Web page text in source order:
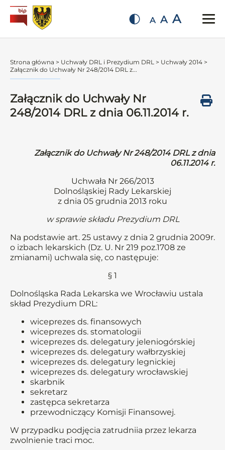
A A A
Strona główna > Uchwały DRL i Prezydium DRL > Uchwały 2014 >
Załącznik do Uchwały Nr 248/2014 DRL z...
Załącznik do Uchwały Nr
248/2014 DRL z dnia 06.11.2014 r.
Załącznik do Uchwały Nr 248/2014 DRL z dnia
06.11.2014 r.
Uchwała Nr 266/2013
Dolnośląskiej Rady Lekarskiej
z dnia 05 grudnia 2013 roku
w sprawie składu Prezydium DRL
Na podstawie art. 25 ustawy z dnia 2 grudnia 2009r.
o izbach lekarskich (Dz. U. Nr 219 poz.1708 ze
zmianami) uchwala się, co następuje:
§ 1
Dolnośląska Rada Lekarska we Wrocławiu ustala
skład Prezydium DRL:
wiceprezes ds. finansowych
wiceprezes ds. stomatologii
wiceprezes ds. delegatury jeleniogórskiej
wiceprezes ds. delegatury wałbrzyskiej
wiceprezes ds. delegatury legnickiej
wiceprezes ds. delegatury wrocławskiej
skarbnik
sekretarz
zastępca sekretarza
przewodniczący Komisji Finansowej.
W przypadku podjęcia zatrudniia przez lekarza
zwolnienie traci moc.